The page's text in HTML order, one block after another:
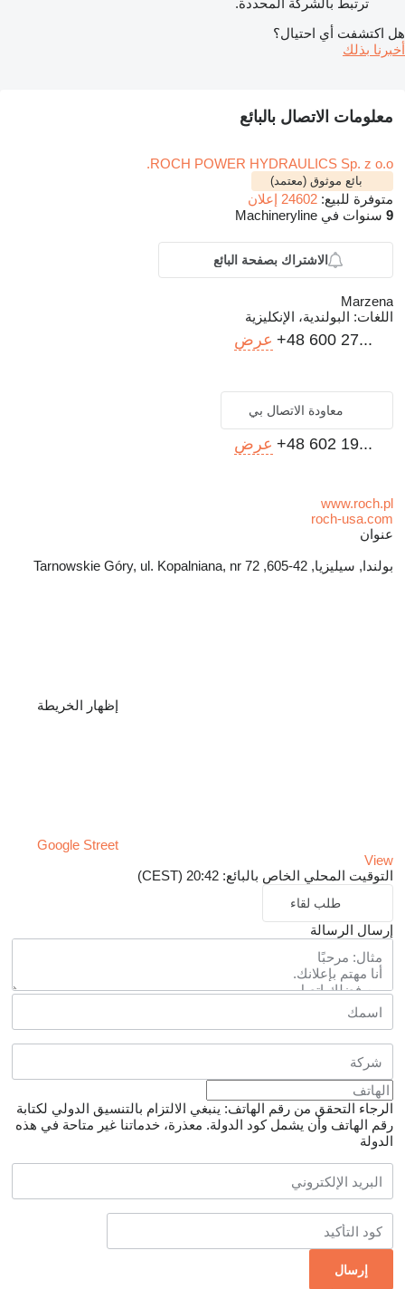
ترتبط بالشركة المحددة.
هل اكتشفت أي احتيال؟
أخبرنا بذلك
معلومات الاتصال بالبائع
ROCH POWER HYDRAULICS Sp. z o.o.
بائع موثوق (معتمد)
متوفرة للبيع: 24602 إعلان
9 سنوات في Machineryline
الاشتراك بصفحة البائع
Marzena
اللغات: البولندية، الإنكليزية
+48 600 27... عرض
معاودة الاتصال بي
+48 602 19... عرض
www.roch.pl
roch-usa.com
عنوان
بولندا, سيليزيا, 42-605, Tarnowskie Góry, ul. Kopalniana, nr 72
إظهار الخريطة
Google Street
View
التوقيت المحلي الخاص بالبائع: 20:42 (CEST)
طلب لقاء
إرسال الرسالة
الرجاء التحقق من رقم الهاتف: ينبغي الالتزام بالتنسيق الدولي لكتابة
رقم الهاتف وأن يشمل كود الدولة. معذرة، خدماتنا غير متاحة في هذه
الدولة